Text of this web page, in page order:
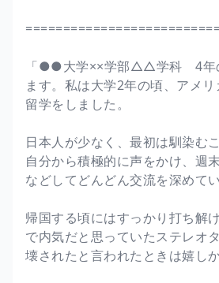
「●●大学××学部△△学科 4
ます。私は大学2年の頃、アメ
留学をしました。
日本人が少なく、最初は馴染む
自分から積極的に声をかけ、週
などしてどんどん交流を深めてい
帰国する頃にはすっかり打ち解
で内気だと思っていたステレオ
壊されたと言われたときは嬉しか